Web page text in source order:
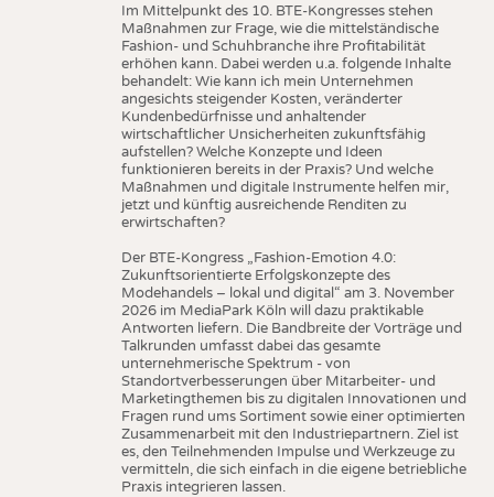
Im Mittelpunkt des 10. BTE-Kongresses stehen
Maßnahmen zur Frage, wie die mittelständische
Fashion- und Schuhbranche ihre Profitabilität
erhöhen kann. Dabei werden u.a. folgende Inhalte
behandelt: Wie kann ich mein Unternehmen
angesichts steigender Kosten, veränderter
Kundenbedürfnisse und anhaltender
wirtschaftlicher Unsicherheiten zukunftsfähig
aufstellen? Welche Konzepte und Ideen
funktionieren bereits in der Praxis? Und welche
Maßnahmen und digitale Instrumente helfen mir,
jetzt und künftig ausreichende Renditen zu
erwirtschaften?
Der BTE-Kongress „Fashion-Emotion 4.0:
Zukunftsorientierte Erfolgskonzepte des
Modehandels – lokal und digital“ am 3. November
2026 im MediaPark Köln will dazu praktikable
Antworten liefern. Die Bandbreite der Vorträge und
Talkrunden umfasst dabei das gesamte
unternehmerische Spektrum - von
Standortverbesserungen über Mitarbeiter- und
Marketingthemen bis zu digitalen Innovationen und
Fragen rund ums Sortiment sowie einer optimierten
Zusammenarbeit mit den Industriepartnern. Ziel ist
es, den Teilnehmenden Impulse und Werkzeuge zu
vermitteln, die sich einfach in die eigene betriebliche
Praxis integrieren lassen.